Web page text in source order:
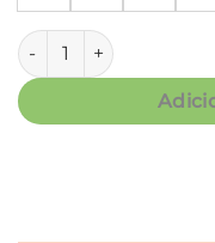
Conjunto Short Doll